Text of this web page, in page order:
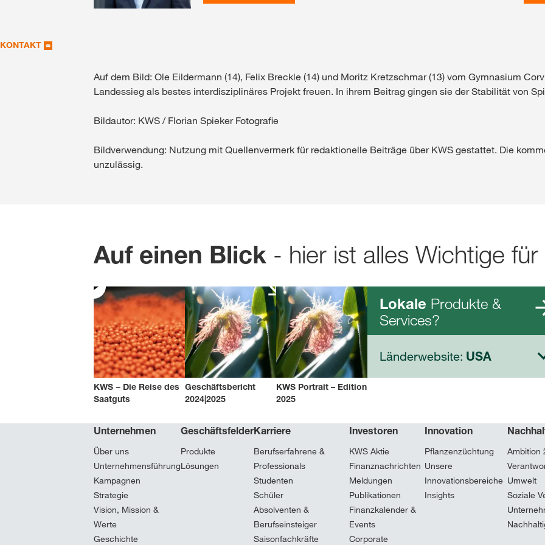
KONTAKT
Auf dem Bild: Ole Eildermann (14), Felix Breckle (14) und Moritz Kretzschmar (13) vom Gymnasium
Landessieg als bestes interdisziplinäres Projekt freuen. In ihrem Beitrag gingen sie der Stabilität von
Bildautor: KWS / Florian Spieker Fotografie
Bildverwendung: Nutzung mit Quellenvermerk für redaktionelle Beiträge über KWS gestattet. Die
unzulässig.
Auf einen Blick - hier ist alles Wichtige für
KWS − Die Reise des
Saatguts
Geschäftsbericht
2024|2025
KWS Portrait – Edition
2025
Lokale Produkte &
Services?
Länderwebsite: USA
Unternehmen
Über uns
Unternehmensführung
Kampagnen
Strategie
Vision, Mission &
Werte
Geschichte
Geschäftsfelder
Produkte
Lösungen
Karriere
Berufserfahrene &
Professionals
Studenten
Schüler
Absolventen &
Berufseinsteiger
Saisonfachkräfte
Investoren
KWS Aktie
Finanznachrichten
Meldungen
Publikationen
Finanzkalender &
Events
Corporate
Innovation
Pflanzenzüchtung
Unsere
Innovationsbereiche
Insights
Ambition
Umwelt
Soziale